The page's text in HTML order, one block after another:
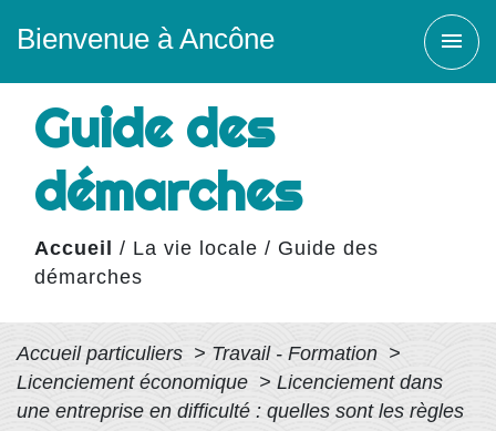
Bienvenue à Ancône menu
Guide des
démarches
Accueil / La vie locale / Guide des
démarches
Accueil particuliers > Travail - Formation >
Licenciement économique > Licenciement dans
une entreprise en difficulté : quelles sont les règles